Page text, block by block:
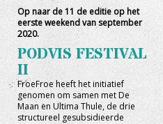
Op naar de 11 de editie op het
eerste weekend van september
2020.
PODVIS FESTIVAL
II
FroeFroe heeft het initiatief
genomen om samen met De
Maan en Ultima Thule, de drie
structureel gesubsidieerde